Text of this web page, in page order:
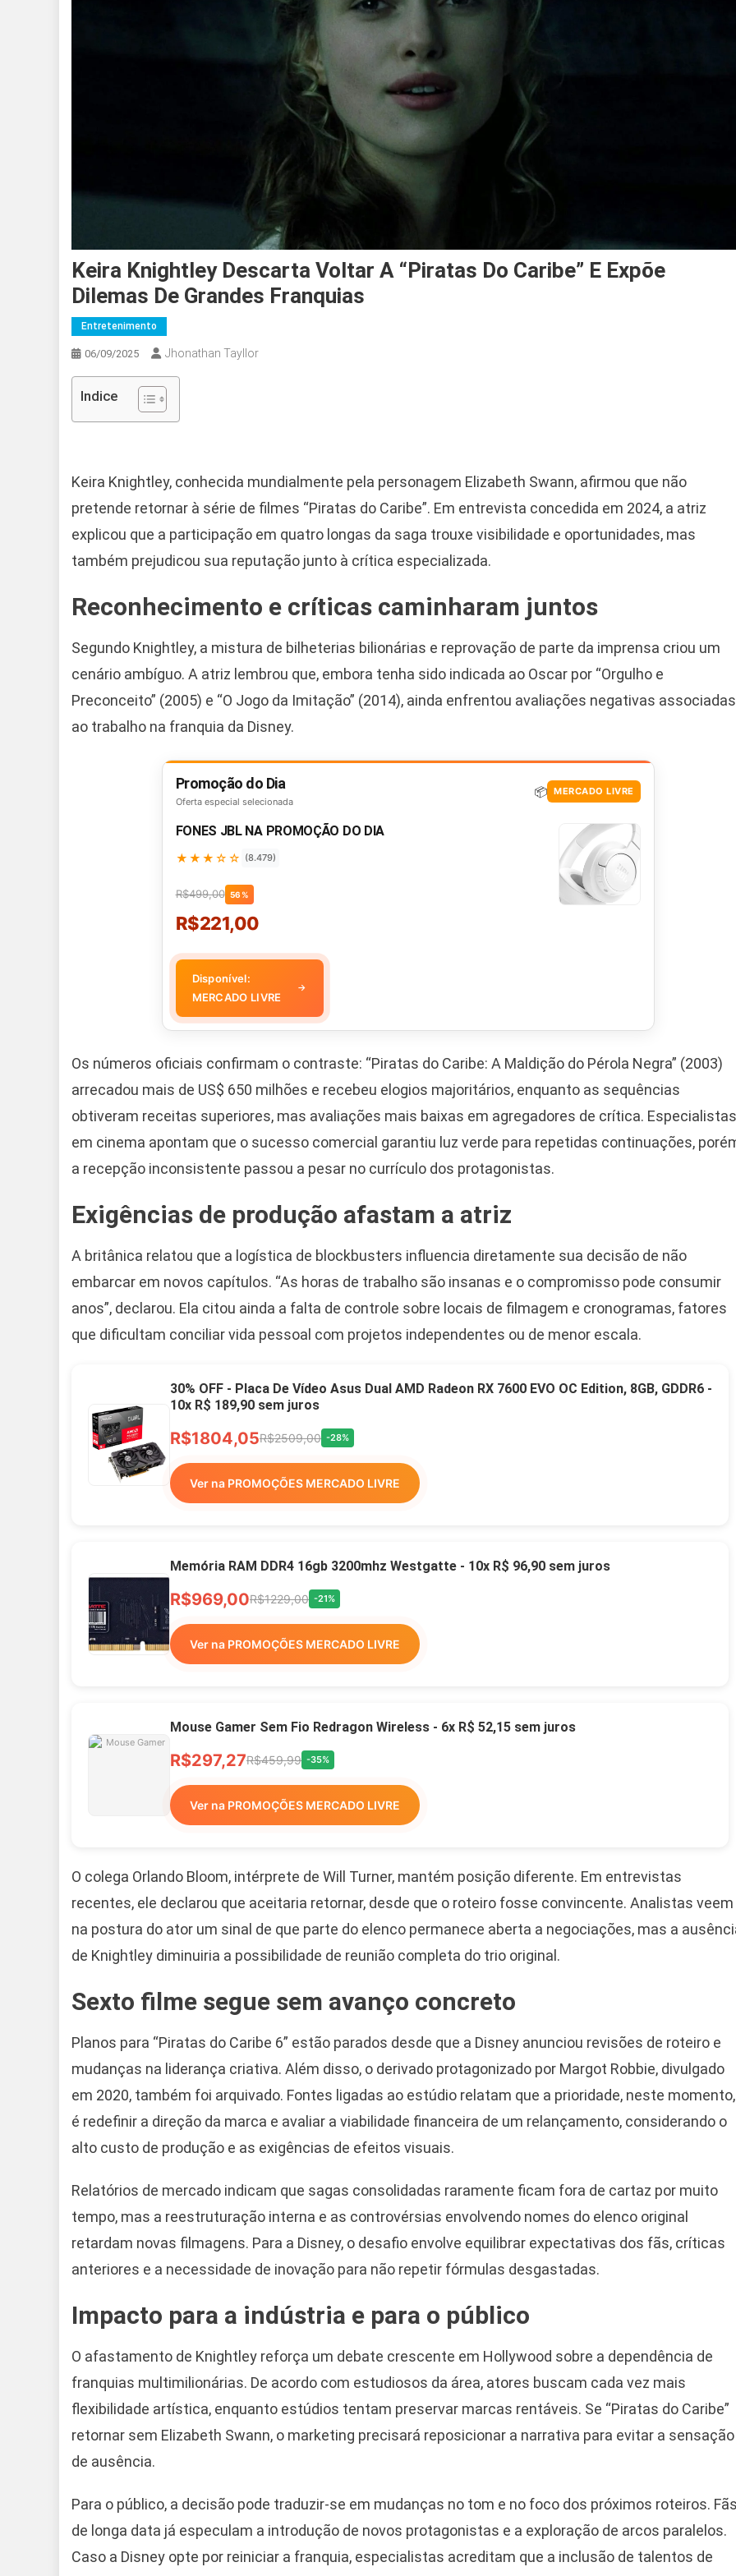
Keira Knightley Descarta Voltar A “Piratas Do Caribe” E Expõe
Dilemas De Grandes Franquias
Entretenimento
06/09/2025 Jhonathan Tayllor
Indice
Keira Knightley, conhecida mundialmente pela personagem Elizabeth Swann, afirmou que não
pretende retornar à série de filmes “Piratas do Caribe”. Em entrevista concedida em 2024, a atriz
explicou que a participação em quatro longas da saga trouxe visibilidade e oportunidades, mas
também prejudicou sua reputação junto à crítica especializada.
Reconhecimento e críticas caminharam juntos
Segundo Knightley, a mistura de bilheterias bilionárias e reprovação de parte da imprensa criou um
cenário ambíguo. A atriz lembrou que, embora tenha sido indicada ao Oscar por “Orgulho e
Preconceito” (2005) e “O Jogo da Imitação” (2014), ainda enfrentou avaliações negativas associadas
ao trabalho na franquia da Disney.
Promoção do Dia
Oferta especial selecionada
📦 MERCADO LIVRE
FONES JBL NA PROMOÇÃO DO DIA
★★★☆☆ (8.479)
R$499,00 56%
R$221,00
Disponível:
MERCADO LIVRE
→
Os números oficiais confirmam o contraste: “Piratas do Caribe: A Maldição do Pérola Negra” (2003)
arrecadou mais de US$ 650 milhões e recebeu elogios majoritários, enquanto as sequências
obtiveram receitas superiores, mas avaliações mais baixas em agregadores de crítica. Especialistas
em cinema apontam que o sucesso comercial garantiu luz verde para repetidas continuações,
a recepção inconsistente passou a pesar no currículo dos protagonistas.
Exigências de produção afastam a atriz
A britânica relatou que a logística de blockbusters influencia diretamente sua decisão de não
embarcar em novos capítulos. “As horas de trabalho são insanas e o compromisso pode consumir
anos”, declarou. Ela citou ainda a falta de controle sobre locais de filmagem e cronogramas, fatores
que dificultam conciliar vida pessoal com projetos independentes ou de menor escala.
30% OFF - Placa De Vídeo Asus Dual AMD Radeon RX 7600 EVO OC Edition, 8GB, GDDR6 -
10x R$ 189,90 sem juros
R$1804,05R$2509,00 -28%
Ver na PROMOÇÕES MERCADO LIVRE
Memória RAM DDR4 16gb 3200mhz Westgatte - 10x R$ 96,90 sem juros
R$969,00R$1229,00 -21%
Ver na PROMOÇÕES MERCADO LIVRE
Mouse Gamer Sem Fio Redragon Wireless - 6x R$ 52,15 sem juros
R$297,27R$459,99 -35%
Ver na PROMOÇÕES MERCADO LIVRE
O colega Orlando Bloom, intérprete de Will Turner, mantém posição diferente. Em entrevistas
recentes, ele declarou que aceitaria retornar, desde que o roteiro fosse convincente. Analistas veem
na postura do ator um sinal de que parte do elenco permanece aberta a negociações, mas a
de Knightley diminuiria a possibilidade de reunião completa do trio original.
Sexto filme segue sem avanço concreto
Planos para “Piratas do Caribe 6” estão parados desde que a Disney anunciou revisões de roteiro e
mudanças na liderança criativa. Além disso, o derivado protagonizado por Margot Robbie, divulgado
em 2020, também foi arquivado. Fontes ligadas ao estúdio relatam que a prioridade, neste momento,
é redefinir a direção da marca e avaliar a viabilidade financeira de um relançamento, considerando o
alto custo de produção e as exigências de efeitos visuais.
Relatórios de mercado indicam que sagas consolidadas raramente ficam fora de cartaz por muito
tempo, mas a reestruturação interna e as controvérsias envolvendo nomes do elenco original
retardam novas filmagens. Para a Disney, o desafio envolve equilibrar expectativas dos fãs, críticas
anteriores e a necessidade de inovação para não repetir fórmulas desgastadas.
Impacto para a indústria e para o público
O afastamento de Knightley reforça um debate crescente em Hollywood sobre a dependência de
franquias multimilionárias. De acordo com estudiosos da área, atores buscam cada vez mais
flexibilidade artística, enquanto estúdios tentam preservar marcas rentáveis. Se “Piratas do Caribe”
retornar sem Elizabeth Swann, o marketing precisará reposicionar a narrativa para evitar a sensação
de ausência.
Para o público, a decisão pode traduzir-se em mudanças no tom e no foco dos próximos roteiros. Fãs
de longa data já especulam a introdução de novos protagonistas e a exploração de arcos paralelos.
Caso a Disney opte por reiniciar a franquia, especialistas acreditam que a inclusão de talentos de